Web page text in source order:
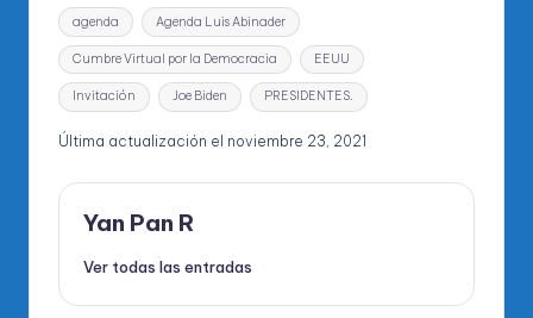
Etiquetas:
agenda Agenda Luis Abinader
Cumbre Virtual por la Democracia EEUU
Invitación Joe Biden PRESIDENTES.
Última actualización el noviembre 23, 2021
Yan Pan R
Ver todas las entradas